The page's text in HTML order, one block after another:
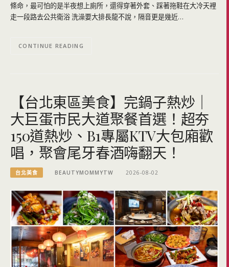
條命，最可怕的是半夜想上廁所，還得穿著外套、踩著拖鞋在大冷天裡
走一段路去公共衛浴 洗澡要大排長龍不說，隔音更是幾近…
CONTINUE READING
【台北東區美食】完鍋子熱炒｜
大巨蛋市民大道聚餐首選！超夯
150道熱炒、B1專屬KTV大包廂歡
唱，聚會尾牙春酒嗨翻天！
台北美食 BEAUTYMOMMYTW 2026-08-02